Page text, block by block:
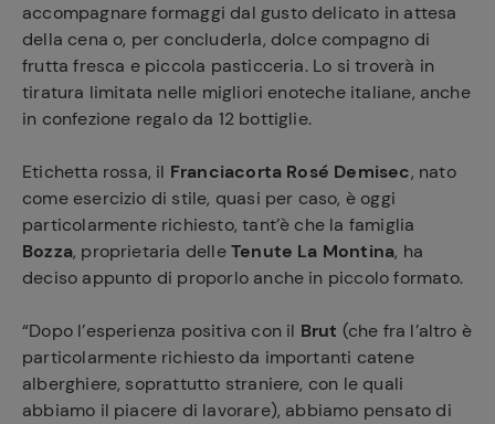
accompagnare formaggi dal gusto delicato in attesa
della cena o, per concluderla, dolce compagno di
frutta fresca e piccola pasticceria. Lo si troverà in
tiratura limitata nelle migliori enoteche italiane, anche
in confezione regalo da 12 bottiglie.
Etichetta rossa, il Franciacorta Rosé Demisec, nato
come esercizio di stile, quasi per caso, è oggi
particolarmente richiesto, tant’è che la famiglia
Bozza, proprietaria delleTenute La Montina, ha
deciso appunto di proporlo anche in piccolo formato.
“Dopo l’esperienza positiva con il Brut (che fra l’altro è
particolarmente richiesto da importanti catene
alberghiere, soprattutto straniere, con le quali
abbiamo il piacere di lavorare), abbiamo pensato di